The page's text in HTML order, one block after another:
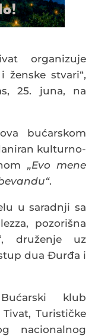
organizuje
ženske stvari“,
25. juna, na
bućarskom
kulturno-
„Evo mene
.
u saradnji sa
pozorišna
druženje uz
dua Đurđa i
klub
Turističke
nacionalnog